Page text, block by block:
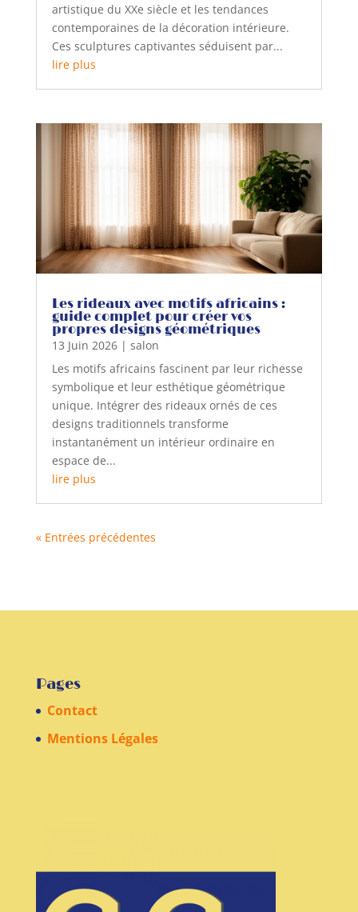
artistique du XXe siècle et les tendances
contemporaines de la décoration intérieure.
Ces sculptures captivantes séduisent par...
lire plus
Les rideaux avec motifs africains :
guide complet pour créer vos
propres designs géométriques
13 Juin 2026| salon
Les motifs africains fascinent par leur richesse
symbolique et leur esthétique géométrique
unique. Intégrer des rideaux ornés de ces
designs traditionnels transforme
instantanément un intérieur ordinaire en
espace de...
lire plus
« Entrées précédentes
Pages
Contact
Mentions Légales